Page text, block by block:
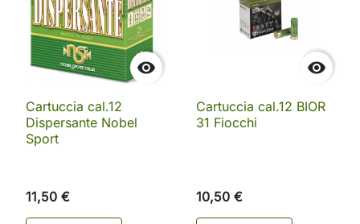

Cartuccia cal.12
Dispersante Nobel
Sport
11,50 €

Cartuccia cal.12 BIOR
31 Fiocchi
10,50 €